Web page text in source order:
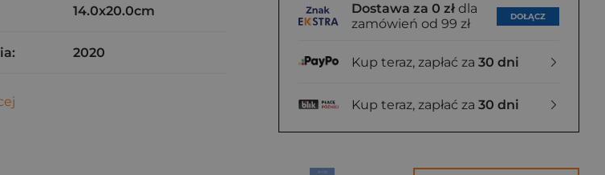
Dostawa za 0 zł dla
zamówień od 99 zł
DOŁĄCZ
Kup teraz, zapłać za 30 dni
Kup teraz, zapłać za 30 dni
14.0x20.0cm
2020